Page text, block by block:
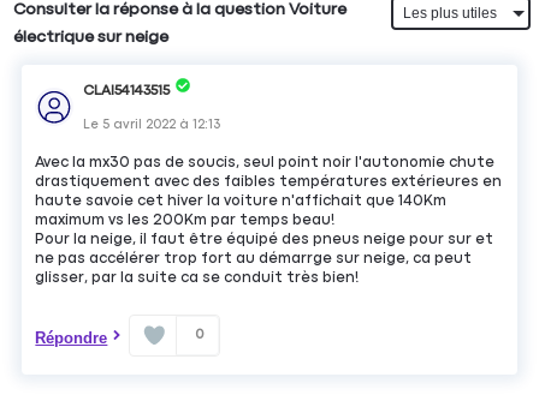
Consulter la réponse à la question Voiture
électrique sur neige
CLAI54143515
Le 5 avril 2022 à12:13
Avec la mx30 pas de soucis, seul point noir l'autonomie chute
drastiquement avec des faibles températures extérieures en
haute savoie cet hiver la voiture n'affichait que 140Km
maximum vs les 200Km par temps beau!
Pour la neige, il faut être équipé des pneus neige pour sur et
ne pas accélérer trop fort au démarrge sur neige, ca peut
glisser, par la suite ca se conduit très bien!
Répondre 0